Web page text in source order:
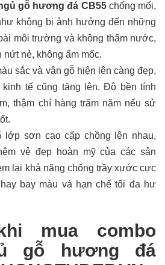
gỗ hương đá CB55chống mối,
không bị ảnh hưởng đến những
môi trường và không thấm nước,
nứt nẻ, không ẩm mốc.
sắc và vân gỗ hiện lên càng đẹp,
tế cũng tăng lên. Độ bền tính
thậm chí hàng trăm năm nếu sử
sơn cao cấp chồng lên nhau,
vẻ đẹp hoàn mỹ của các sản
lại khả năng chống trầy xước cực
bay màu và hạn chế tối đa hư
mua combo
gỗ hương đá